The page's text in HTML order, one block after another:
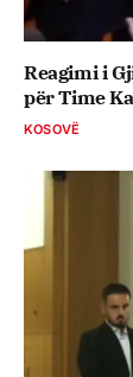
Reagimi i
për Time
KOSOVË